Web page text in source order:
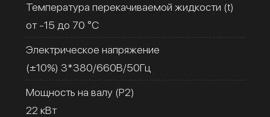
Температура перекачиваемой жидкости (t)
от -15 до 70 °C
Электрическое напряжение
(±10%) 3*380/660В/50Гц
Мощность на валу (Р2)
22 кВт